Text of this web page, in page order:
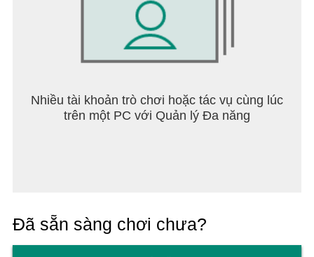
Nhiều tài khoản trò chơi hoặc tác vụ cùng lúc
trên một PC với Quản lý Đa năng
Đã sẵn sàng chơi chưa?